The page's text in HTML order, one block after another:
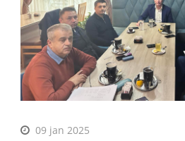
09 jan 2025